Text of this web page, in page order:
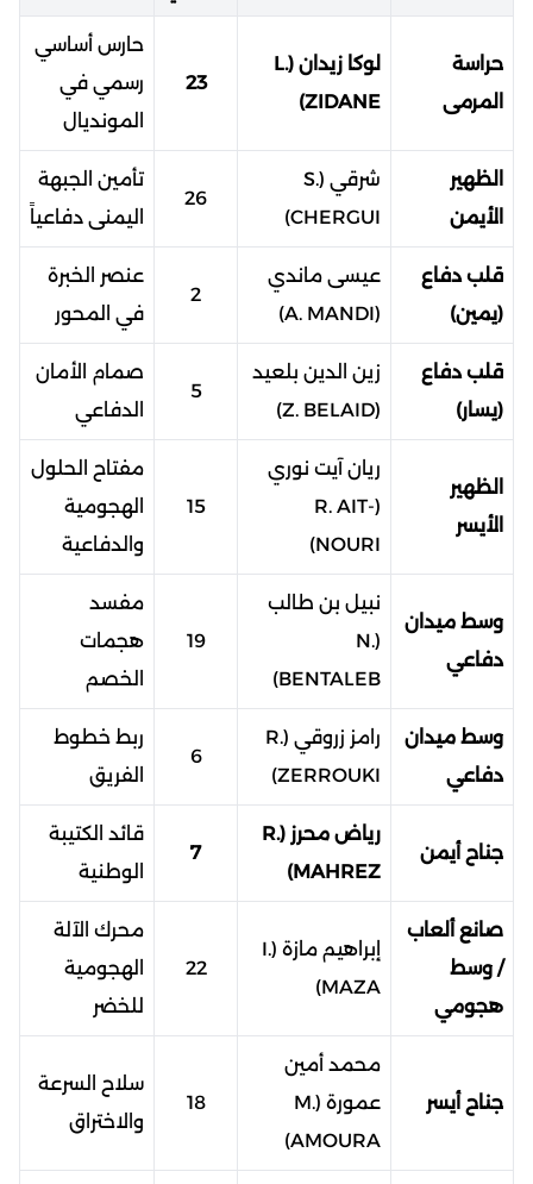
حراسة
المرمى
لوكا زيدان (L.
ZIDANE)
23
حارس أساسي
رسمي في
المونديال
الظهير
الأيمن
شرقي (S.
CHERGUI)
26
تأمين الجبهة
اليمنى دفاعياً
قلب دفاع
(يمين)
عيسى ماندي
(A. MANDI)
2
عنصر الخبرة
في المحور
قلب دفاع
(يسار)
زين الدين بلعيد
(Z. BELAID)
5
صمام الأمان
الدفاعي
الظهير
الأيسر
ريان آيت نوري
(R. AIT-
NOURI)
15
مفتاح الحلول
الهجومية
والدفاعية
وسط ميدان
دفاعي
نبيل بن طالب
(N.
BENTALEB)
19
مفسد
هجمات
الخصم
وسط ميدان
دفاعي
رامز زروقي (R.
ZERROUKI)
6
ربط خطوط
الفريق
جناح أيمن
رياض محرز (R.
MAHREZ)
7
قائد الكتيبة
الوطنية
صانع ألعاب
/ وسط
هجومي
إبراهيم مازة (I.
MAZA)
22
محرك الآلة
الهجومية
للخضر
جناح أيسر
محمد أمين
عمورة (M.
AMOURA)
18
سلاح السرعة
والاختراق